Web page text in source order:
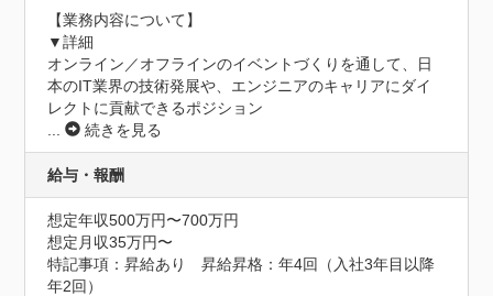
【業務内容について】
▼詳細
オンライン／オフラインのイベントづくりを通して、日
本のIT業界の技術発展や、エンジニアのキャリアにダイ
レクトに貢献できるポジション
...
続きを見る
給与・報酬
想定年収500万円〜700万円
想定月収35万円〜
特記事項：昇給あり　昇給昇格：年4回（入社3年目以降
年2回）